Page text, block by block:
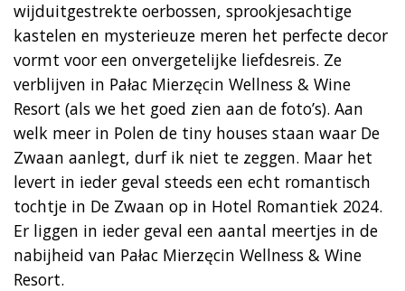
wijduitgestrekte oerbossen, sprookjesachtige
kastelen en mysterieuze meren het perfecte decor
vormt voor een onvergetelijke liefdesreis. Ze
verblijven in Pałac Mierzęcin Wellness & Wine
Resort (als we het goed zien aan de foto’s). Aan
welk meer in Polen de tiny houses staan waar De
Zwaan aanlegt, durf ik niet te zeggen. Maar het
levert in ieder geval steeds een echt romantisch
tochtje in De Zwaan op in Hotel Romantiek 2024.
Er liggen in ieder geval een aantal meertjes in de
nabijheid van Pałac Mierzęcin Wellness & Wine
Resort.